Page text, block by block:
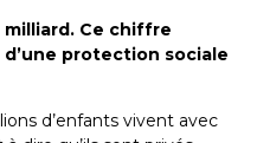
milliard. Ce chiffre
d’une protection sociale
d’enfants vivent avec